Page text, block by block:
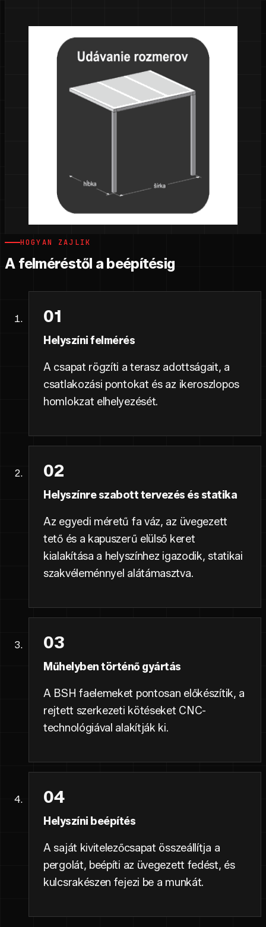
HOGYAN ZAJLIK
A felméréstől a beépítésig
01
Helyszíni felmérés
A csapat rögzíti a terasz adottságait, a
csatlakozási pontokat és az ikeroszlopos
homlokzat elhelyezését.
02
Helyszínre szabott tervezés és statika
Az egyedi méretű fa váz, az üvegezett
tető és a kapuszerű elülső keret
kialakítása a helyszínhez igazodik, statikai
szakvéleménnyel alátámasztva.
03
Műhelyben történő gyártás
A BSH faelemeket pontosan előkészítik, a
rejtett szerkezeti kötéseket CNC-
technológiával alakítják ki.
04
Helyszíni beépítés
A saját kivitelezőcsapat összeállítja a
pergolát, beépíti az üvegezett fedést, és
kulcsrakészen fejezi be a munkát.